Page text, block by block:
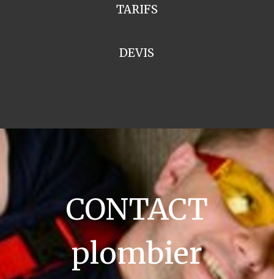
TARIFS
DEVIS
CONTACT
plombier